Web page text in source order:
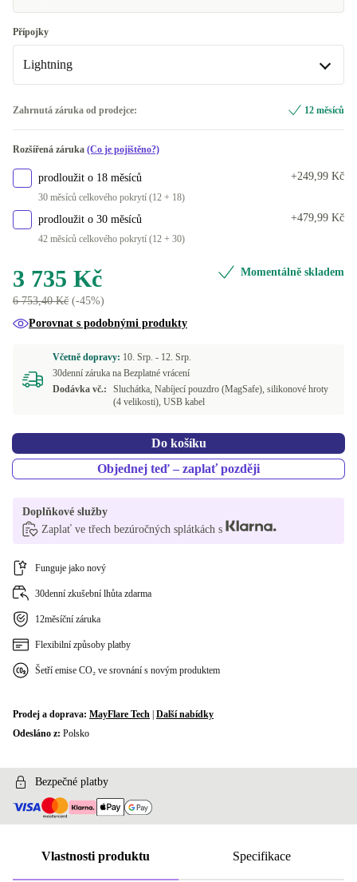
Přípojky
Lightning
Zahrnutá záruka od prodejce: 12 měsíců
Rozšířená záruka (Co je pojištěno?)
prodloužit o 18 měsíců
30 měsíců celkového pokrytí (12 + 18)
+249,99 Kč
prodloužit o 30 měsíců
42 měsíců celkového pokrytí (12 + 30)
+479,99 Kč
3 735 Kč
6 753,40 Kč (-45%)
Momentálně skladem
Porovnat s podobnými produkty
Včetně dopravy: 10. Srp. - 12. Srp.
30denní záruka na Bezplatné vrácení
Dodávka vč.:
Sluchátka, Nabíjecí pouzdro (MagSafe), silikonové hroty
(4 velikosti), USB kabel
Do košíku
Objednej teď – zaplať později
Doplňkové služby
Zaplať ve třech bezúročných splátkách s
Funguje jako nový
30denní zkušební lhůta zdarma
12měsíční záruka
Flexibilní způsoby platby
Šetří emise CO₂ ve srovnání s novým produktem
Prodej a doprava: MayFlare Tech Další nabídky
Odesláno z: Polsko
Bezpečné platby
Vlastnosti produktu Specifikace